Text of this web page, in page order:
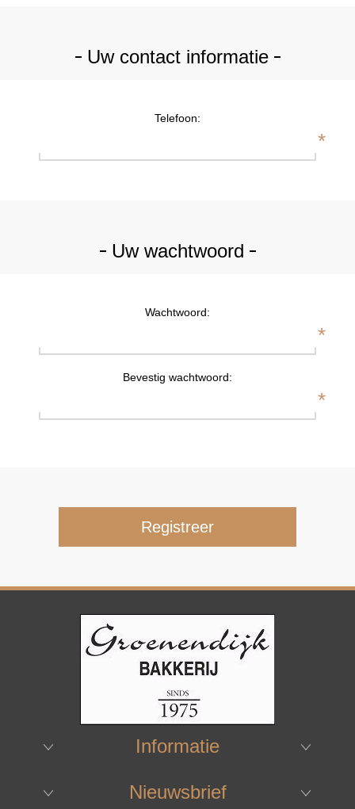
Uw contact informatie
Telefoon:
*
Uw wachtwoord
Wachtwoord:
*
Bevestig wachtwoord:
*
Informatie
Nieuwsbrief